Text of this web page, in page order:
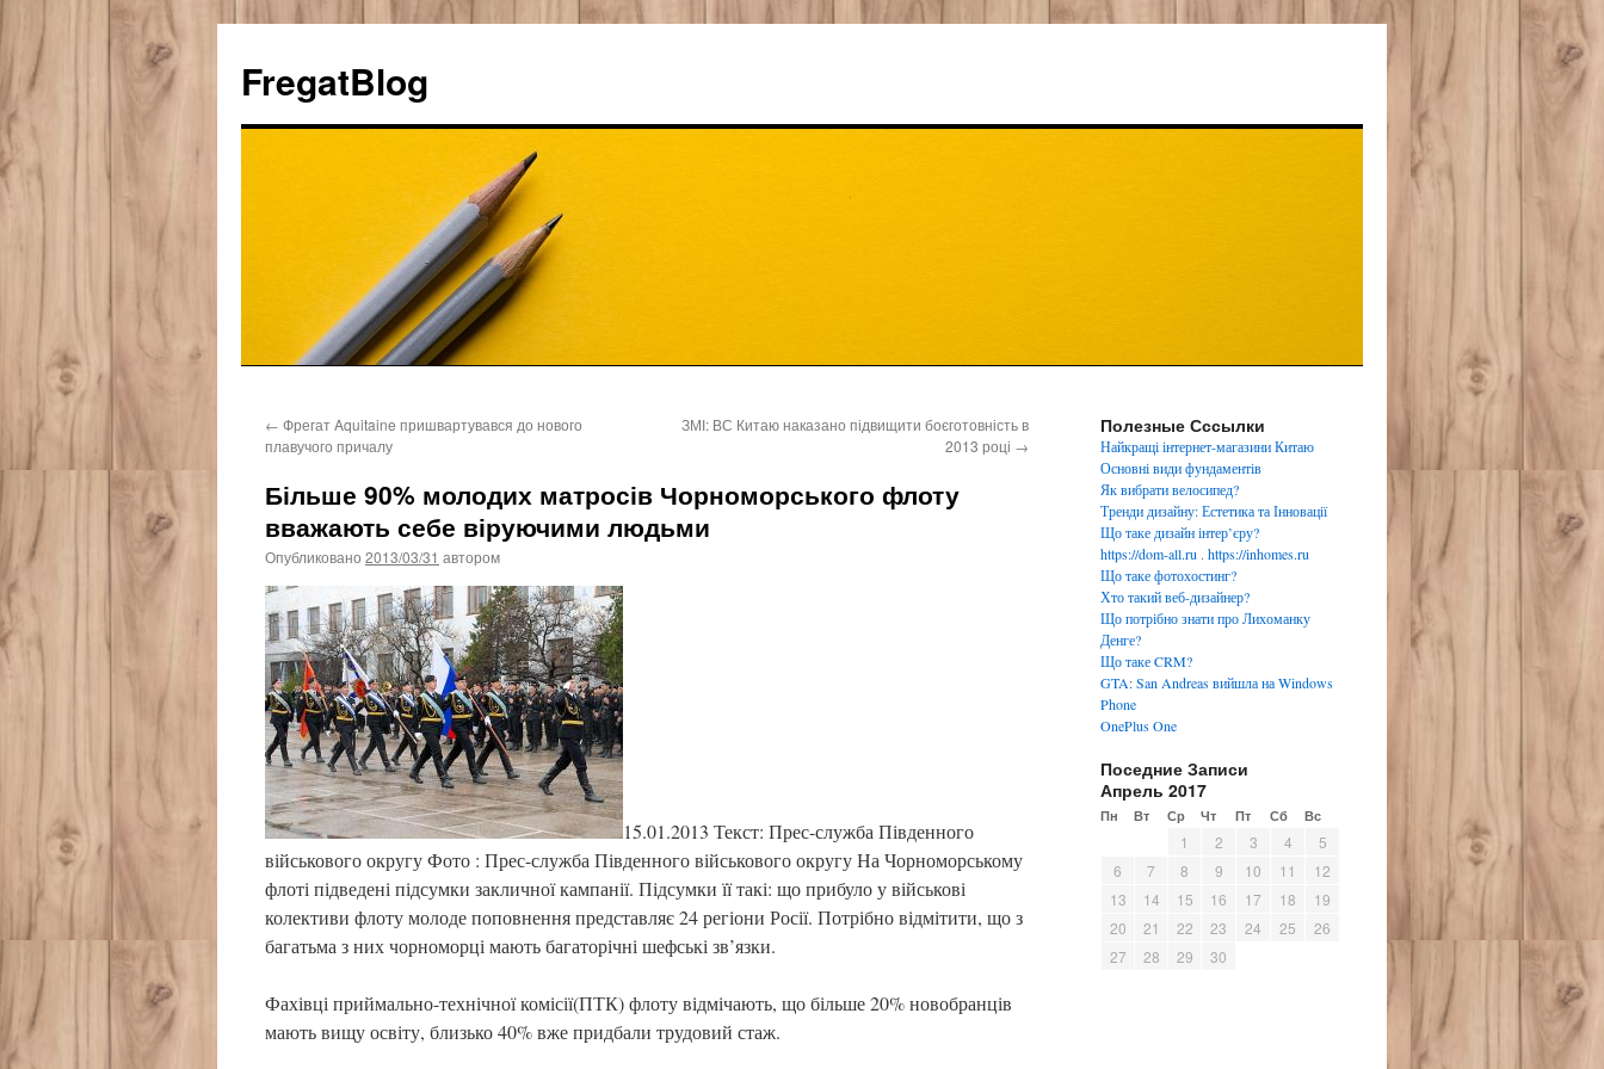
FregatBlog
← Фрегат Aquitaine пришвартувався до нового
плавучого причалу
ЗМІ: ВС Китаю наказано підвищити боєготовність в
2013 році →
Більше 90% молодих матросів Чорноморського флоту
вважають себе віруючими людьми
Опубликовано 2013/03/31 автором
15.01.2013 Текст: Прес-служба Південного
військового округу Фото : Прес-служба Південного військового округу На Чорноморському
флоті підведені підсумки закличної кампанії. Підсумки її такі: що прибуло у військові
колективи флоту молоде поповнення представляє 24 регіони Росії. Потрібно відмітити, що з
багатьма з них чорноморці мають багаторічні шефські зв’язки.
Фахівці приймально-технічної комісії(ПТК) флоту відмічають, що більше 20% новобранців
мають вищу освіту, близько 40% вже придбали трудовий стаж.
Полезные Сссылки
Найкращі інтернет-магазини Китаю
Основні види фундаментів
Як вибрати велосипед?
Тренди дизайну: Естетика та Інновації
Що таке дизайн інтер’єру?
https://dom-all.ru . https://inhomes.ru
Що таке фотохостинг?
Хто такий веб-дизайнер?
Що потрібно знати про Лихоманку
Денге?
Що таке CRM?
GTA: San Andreas вийшла на Windows
Phone
OnePlus One
Поседние Записи
Апрель 2017
Пн Вт Ср Чт Пт Сб Вс
1 2 3 4
5
6
7 8 9 10 11
12
13
14 15 16 17 18
19
20
21 22 23 24 25
26
27
28 29 30